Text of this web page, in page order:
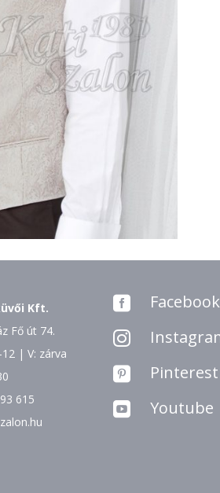
Kft.
Fő út 74.
| V: zárva
615
 Facebook

 Pinterest
 Youtube